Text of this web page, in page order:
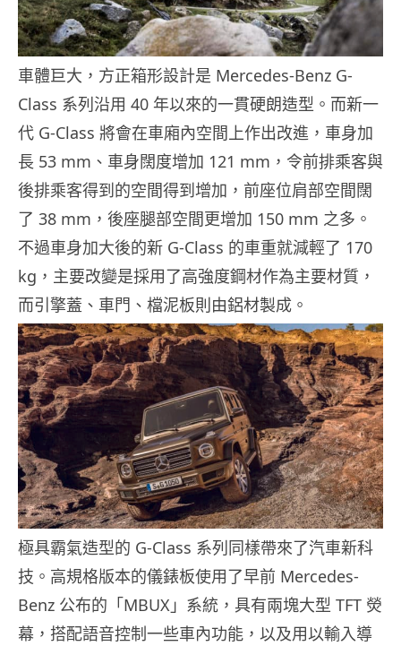
車體巨大，方正箱形設計是 Mercedes-Benz G-
Class 系列沿用 40 年以來的一貫硬朗造型。而新一
代 G-Class 將會在車廂內空間上作出改進，車身加
長 53 mm、車身闊度增加 121 mm，令前排乘客與
後排乘客得到的空間得到增加，前座位肩部空間闊
了 38 mm，後座腿部空間更增加 150 mm 之多。
不過車身加大後的新 G-Class 的車重就減輕了 170
kg，主要改變是採用了高強度鋼材作為主要材質，
而引擎蓋、車門、檔泥板則由鋁材製成。
極具霸氣造型的 G-Class 系列同樣帶來了汽車新科
技。高規格版本的儀錶板使用了早前 Mercedes-
Benz 公布的「MBUX」系統，具有兩塊大型 TFT 熒
幕，搭配語音控制一些車內功能，以及用以輸入導